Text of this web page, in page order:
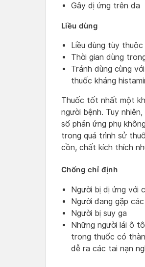
Gây dị ứng trên da
Liều dùng
Liều dùng tùy
Thời gian dùng
Tránh dùng cùng
thuốc kháng
Thuốc tốt nhất một
người bệnh. Tuy
số phản ứng phụ
trong quá trình sử
cồn, chất kích thích
Chống chỉ định
Người bị dị ứng với
Người đang gặp
Người bị suy ga
Những người lái ô
trong thuốc có
dễ ra các tai nạn